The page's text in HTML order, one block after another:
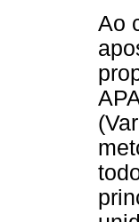
Ao